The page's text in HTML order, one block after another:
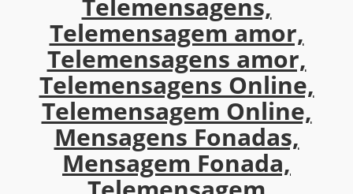
Telemensagens,
Telemensagem amor,
Telemensagens amor,
Telemensagens Online,
Telemensagem Online,
Mensagens Fonadas,
Mensagem Fonada,